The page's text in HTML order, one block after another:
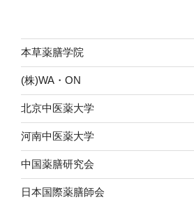
本草薬膳学院
(株)WA・ON
北京中医薬大学
河南中医薬大学
中国薬膳研究会
日本国際薬膳師会